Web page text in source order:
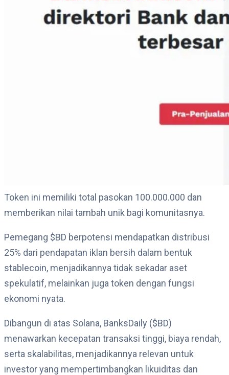
Token ini memiliki total pasokan 100.000.000 dan
memberikan nilai tambah unik bagi komunitasnya.
Pemegang $BD berpotensi mendapatkan distribusi
25% dari pendapatan iklan bersih dalam bentuk
stablecoin, menjadikannya tidak sekadar aset
spekulatif, melainkan juga token dengan fungsi
ekonomi nyata.
Dibangun di atas Solana, BanksDaily ($BD)
menawarkan kecepatan transaksi tinggi, biaya rendah,
serta skalabilitas, menjadikannya relevan untuk
investor yang mempertimbangkan likuiditas dan